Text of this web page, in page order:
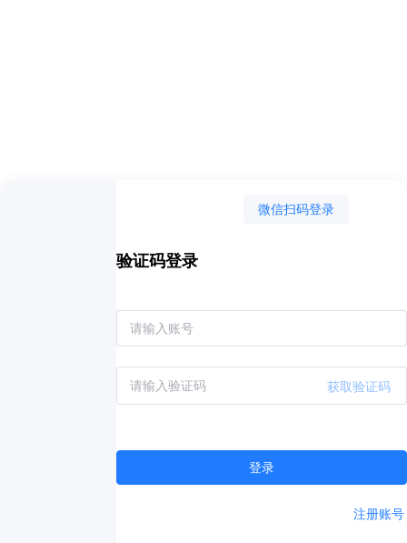
微信扫码登录
验证码登录
获取验证码
登录
注册账号